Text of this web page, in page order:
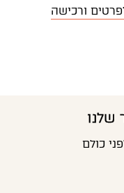
ורכישה
שלנו
כולם